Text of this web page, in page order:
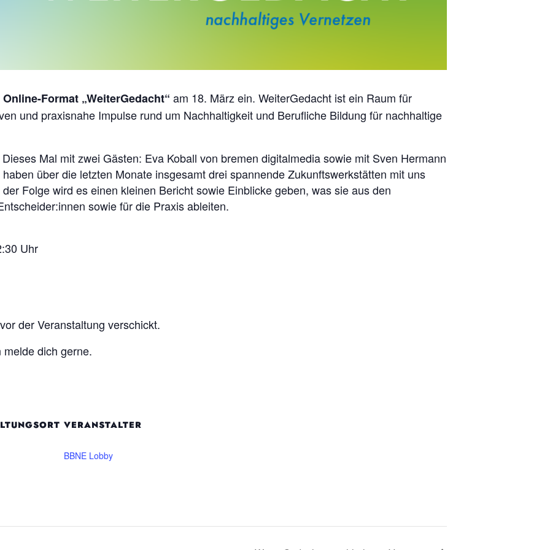
Online-Format „WeiterGedacht“ am 18. März ein. WeiterGedacht ist ein Raum für
und praxisnahe Impulse rund um Nachhaltigkeit und Berufliche Bildung für nachhaltige
Mal mit zwei Gästen: Eva Koball von bremen digitalmedia sowie mit Sven Hermann
über die letzten Monate insgesamt drei spannende Zukunftswerkstätten mit uns
Folge wird es einen kleinen Bericht sowie Einblicke geben, was sie aus den
sowie für die Praxis ableiten.
Uhr
der Veranstaltung verschickt.
dich gerne.
VERANSTALTER
BBNE Lobby